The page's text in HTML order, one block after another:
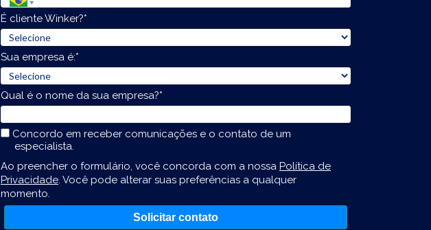
É cliente Winker?*
Sua empresa é:*
Qual é o nome da sua empresa?*
Concordo em receber comunicações e o contato de um
especialista.
Ao preencher o formulário, você concorda com a nossa Política de
Privacidade. Você pode alterar suas preferências a qualquer
momento.
Solicitar contato